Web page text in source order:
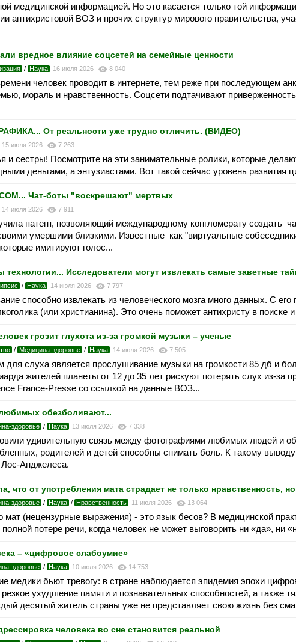
медицинской информацией. Но это касается только той
антихристовой ВОЗ и прочих структур мирового правительства,
вредное влияние соцсетей на семейные ценности
/ Наука 16 июля 2026 8 040
человек проводит в интернете, тем реже при последующем
мораль и нравственность. Соцсети подтачивают
От реальности уже трудно отличить. (ВИДЕО)
15 июля 2026 7 263
и сестры! Посмотрите на эти занимательные ролики, которые
деньгами, а энтузиастами. Вот такой сейчас уровень развития
Чат-боты "воскрешают" мертвых
14 июля 2026 7 911
патент, позволяющий международному конгломерату создать
умершими близкими. Известные как "виртуальные
имитируют голос...
технологии... Исследователи могут извлекать самые заветные
/ Наука 14 июля 2026 7 797
способно извлекать из человеческого мозга много данных. С
(или христианина). Это очень поможет антихристу в поиске
грозит глухота из-за громкой музыки – ученые
/ Медицина-здоровье / Наука 14 июля 2026 7 505
для слуха является прослушивание музыки на громкости 85 дб и
жителей планеты от 12 до 35 лет рискуют потерять слух из-за
France-Presse со ссылкой на данные ВОЗ...
обезболивают...
здоровье / Наука 13 июля 2026 7 338
удивительную связь между фотографиями любимых людей и
родителей и детей способны снимать боль. К такому
Лос-Анджелеса.
что от употребления мата страдает не только нравственность,
здоровье / Наука / Нравственность 11 июля 2026 13 064
мат (нецензурные выражения) - это язык бесов? В медицинской
потере речи, когда человек не может выговорить ни «да», ни
– «цифровое слабоумие»
здоровье / Наука 10 июля 2026 14 753
медики бьют тревогу: в стране наблюдается эпидемия эпохи
ухудшение памяти и познавательных способностей, а также
десятый житель страны уже не представляет свою жизнь без
человека во сне становится реальной